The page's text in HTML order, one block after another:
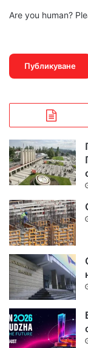
Are you human?